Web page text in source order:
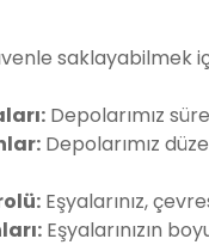
saklayabilmek
Depolarımız
Depolarımız
Eşyalarınız,
Eşyalarınızın